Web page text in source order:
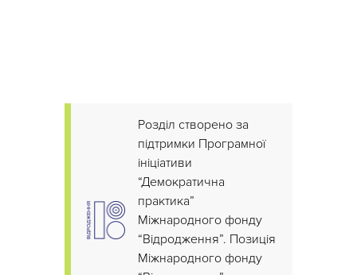
Розділ створено за
підтримки Програмної
ініціативи
“Демократична
практика”
Міжнародного фонду
“Відродження”. Позиція
Міжнародного фонду